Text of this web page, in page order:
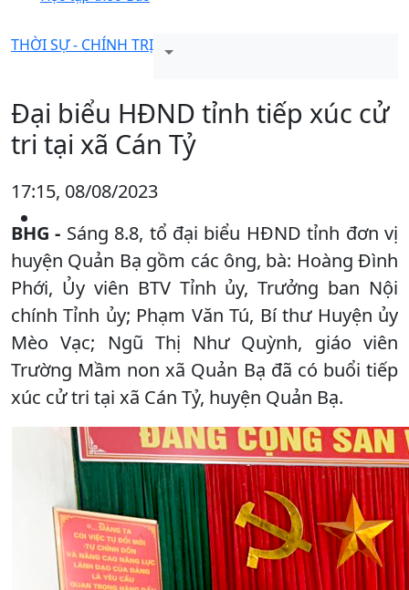
THỜI SỰ - CHÍNH TRỊ
Đại biểu HĐND tỉnh tiếp xúc cử
tri tại xã Cán Tỷ
17:15, 08/08/2023
BHG - Sáng 8.8, tổ đại biểu HĐND tỉnh đơn vị
huyện Quản Bạ gồm các ông, bà: Hoàng Đình
Phới, Ủy viên BTV Tỉnh ủy, Trưởng ban Nội
chính Tỉnh ủy; Phạm Văn Tú, Bí thư Huyện ủy
Mèo Vạc; Ngũ Thị Như Quỳnh, giáo viên
Trường Mầm non xã Quản Bạ đã có buổi tiếp
xúc cử tri tại xã Cán Tỷ, huyện Quản Bạ.